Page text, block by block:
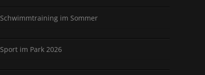
Schwimmtraining im Sommer
Sport im Park 2026